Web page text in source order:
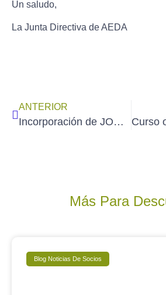
Un saludo,
La Junta Directiva de AEDA
ANTERIOR
Incorporación de JOSÉ LUÍS GARCÍA DE CECA a la Galería de Socios de AEDA
Más Para
Blog Noticias De Socios